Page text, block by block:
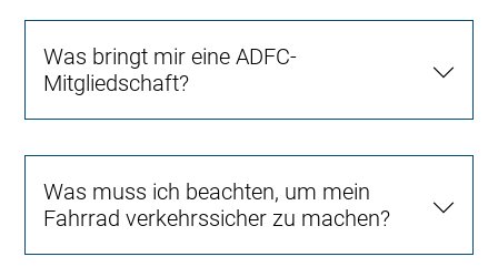
Was bringt mir eine ADFC-
Mitgliedschaft?
Was muss ich beachten, um mein
Fahrrad verkehrssicher zu machen?